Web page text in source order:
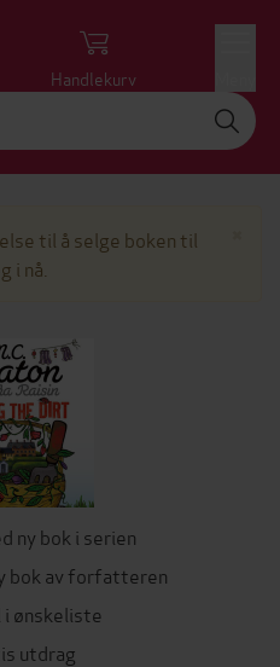
Handlekurv
til å selge boken til
i nå.
ny bok i serien
bok av forfatteren
ønskeliste
utdrag